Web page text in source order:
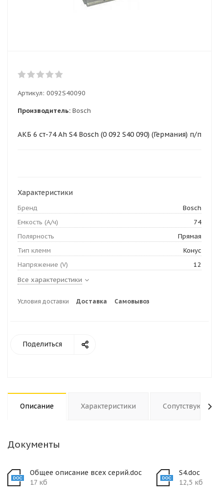
Артикул: 0092S40090
Производитель: Bosch
АКБ 6 ст-74 Ah S4 Bosch (0 092 S40 090) (Германия) п/п
Характеристики
Бренд
Bosch
Емкость (А/ч)
74
Полярность
Прямая
Тип клемм
Конус
Напряжение (V)
12
Все характеристики
Условия доставки Доставка Самовывоз
Поделиться
Описание Характеристики
Документы
Общее описание всех серий.doc
17 кб
S4.doc
12,5 кб